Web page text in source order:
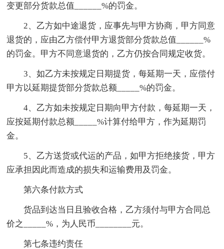
变更部分货款总值______%的罚金。
2、乙方如中途退货，应事先与甲方协商，甲方同意
退货的，应由乙方偿付甲方退货部分货款总值______%
的罚金。甲方不同意退货的，乙方仍按合同规定收货。
3、如乙方未按规定日期提货，每延期一天，应偿付
甲方以延期提货部分货款总额_____%的罚金。
4、乙方如未按规定日期向甲方付款，每延期一天，
应按延期付款总额_____%计算付给甲方，作为延期罚
金。
5、乙方送货或代运的产品，如甲方拒绝接货，甲方
应承担因此而造成的损失和运输费用及罚金。
第六条付款方式
货品到达当日且验收合格，乙方须付与甲方合同总
价之_____%，为人民币________元。
第七条违约责任